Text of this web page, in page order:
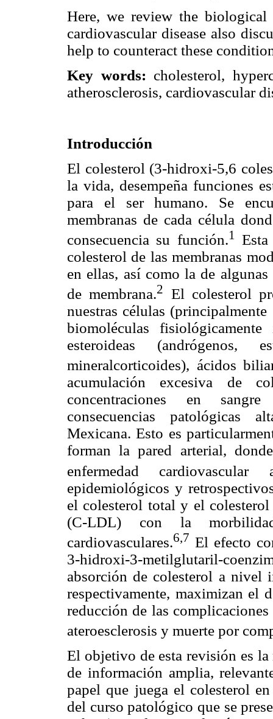
Here, we review the
cardiovascular disease also
help to counteract these
Key words: cholesterol,
atherosclerosis, cardiovascular
Introducción
El colesterol (3-hidroxi-5,6
la vida, desempeña funciones
para el ser humano. Se
membranas de cada célula
consecuencia su función.1
colesterol de las membranas
en ellas, así como la de
de membrana.2
El colesterol
nuestras células
biomoléculas
esteroideas (andrógenos,
mineralcorticoides), ácidos
acumulación excesiva de
concentraciones en
consecuencias patológicas
Mexicana. Esto es
forman la pared arterial,
enfermedad cardiovascular
epidemiológicos y
el colesterol total y el
(C-LDL) con la
cardiovasculares.6,7 El efecto
3-hidroxi-3-metilglutaril-
absorción de colesterol a nivel
respectivamente, maximizan el
reducción de las
ateroesclerosis y muerte por
El objetivo de esta revisión es
de información amplia,
papel que juega el colesterol
del curso patológico que se